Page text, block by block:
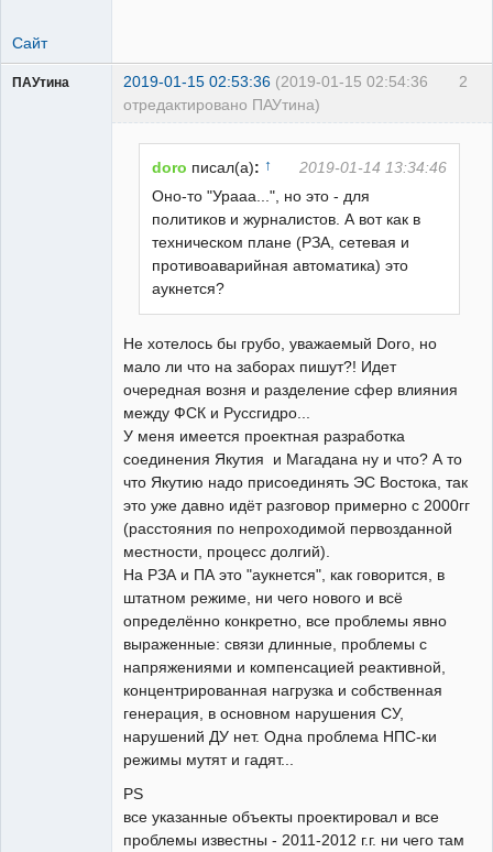
Сайт
2
ПАУтина 2019-01-15 02:53:36 (2019-01-15 02:54:36
отредактировано ПАУтина)
doro писал(а): ↑
2019-01-14 13:34:46
Оно-то "Урааа...", но это - для
политиков и журналистов. А вот как в
техническом плане (РЗА, сетевая и
противоаварийная автоматика) это
аукнется?
Не хотелось бы грубо, уважаемый Doro, но
мало ли что на заборах пишут?! Идет
очередная возня и разделение сфер влияния
между ФСК и Руссгидро...
У меня имеется проектная разработка
соединения Якутия и Магадана ну и что? А то
что Якутию надо присоединять ЭС Востока, так
это уже давно идёт разговор примерно с 2000гг
(расстояния по непроходимой первозданной
местности, процесс долгий).
На РЗА и ПА это "аукнется", как говорится, в
штатном режиме, ни чего нового и всё
определённо конкретно, все проблемы явно
выраженные: связи длинные, проблемы с
напряжениями и компенсацией реактивной,
концентрированная нагрузка и собственная
генерация, в основном нарушения СУ,
нарушений ДУ нет. Одна проблема НПС-ки
режимы мутят и гадят...
PS
все указанные объекты проектировал и все
проблемы известны - 2011-2012 г.г. ни чего там